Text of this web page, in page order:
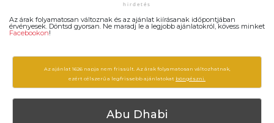
Az árak folyamatosan változnak és az ajánlat kiírásanak időpontjában
érvényesek. Döntsd gyorsan. Ne maradj le a legjobb ajánlatokról, kövess minket
Facebookon!
Az ajánlat 1626 napja nem frissült. Az árak folyamatosan változhatnak,
ezért célszerű a legfrissebb ajánlatokat böngészni.
Abu Dhabi